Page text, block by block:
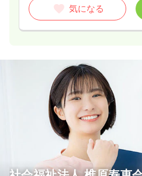
気になる